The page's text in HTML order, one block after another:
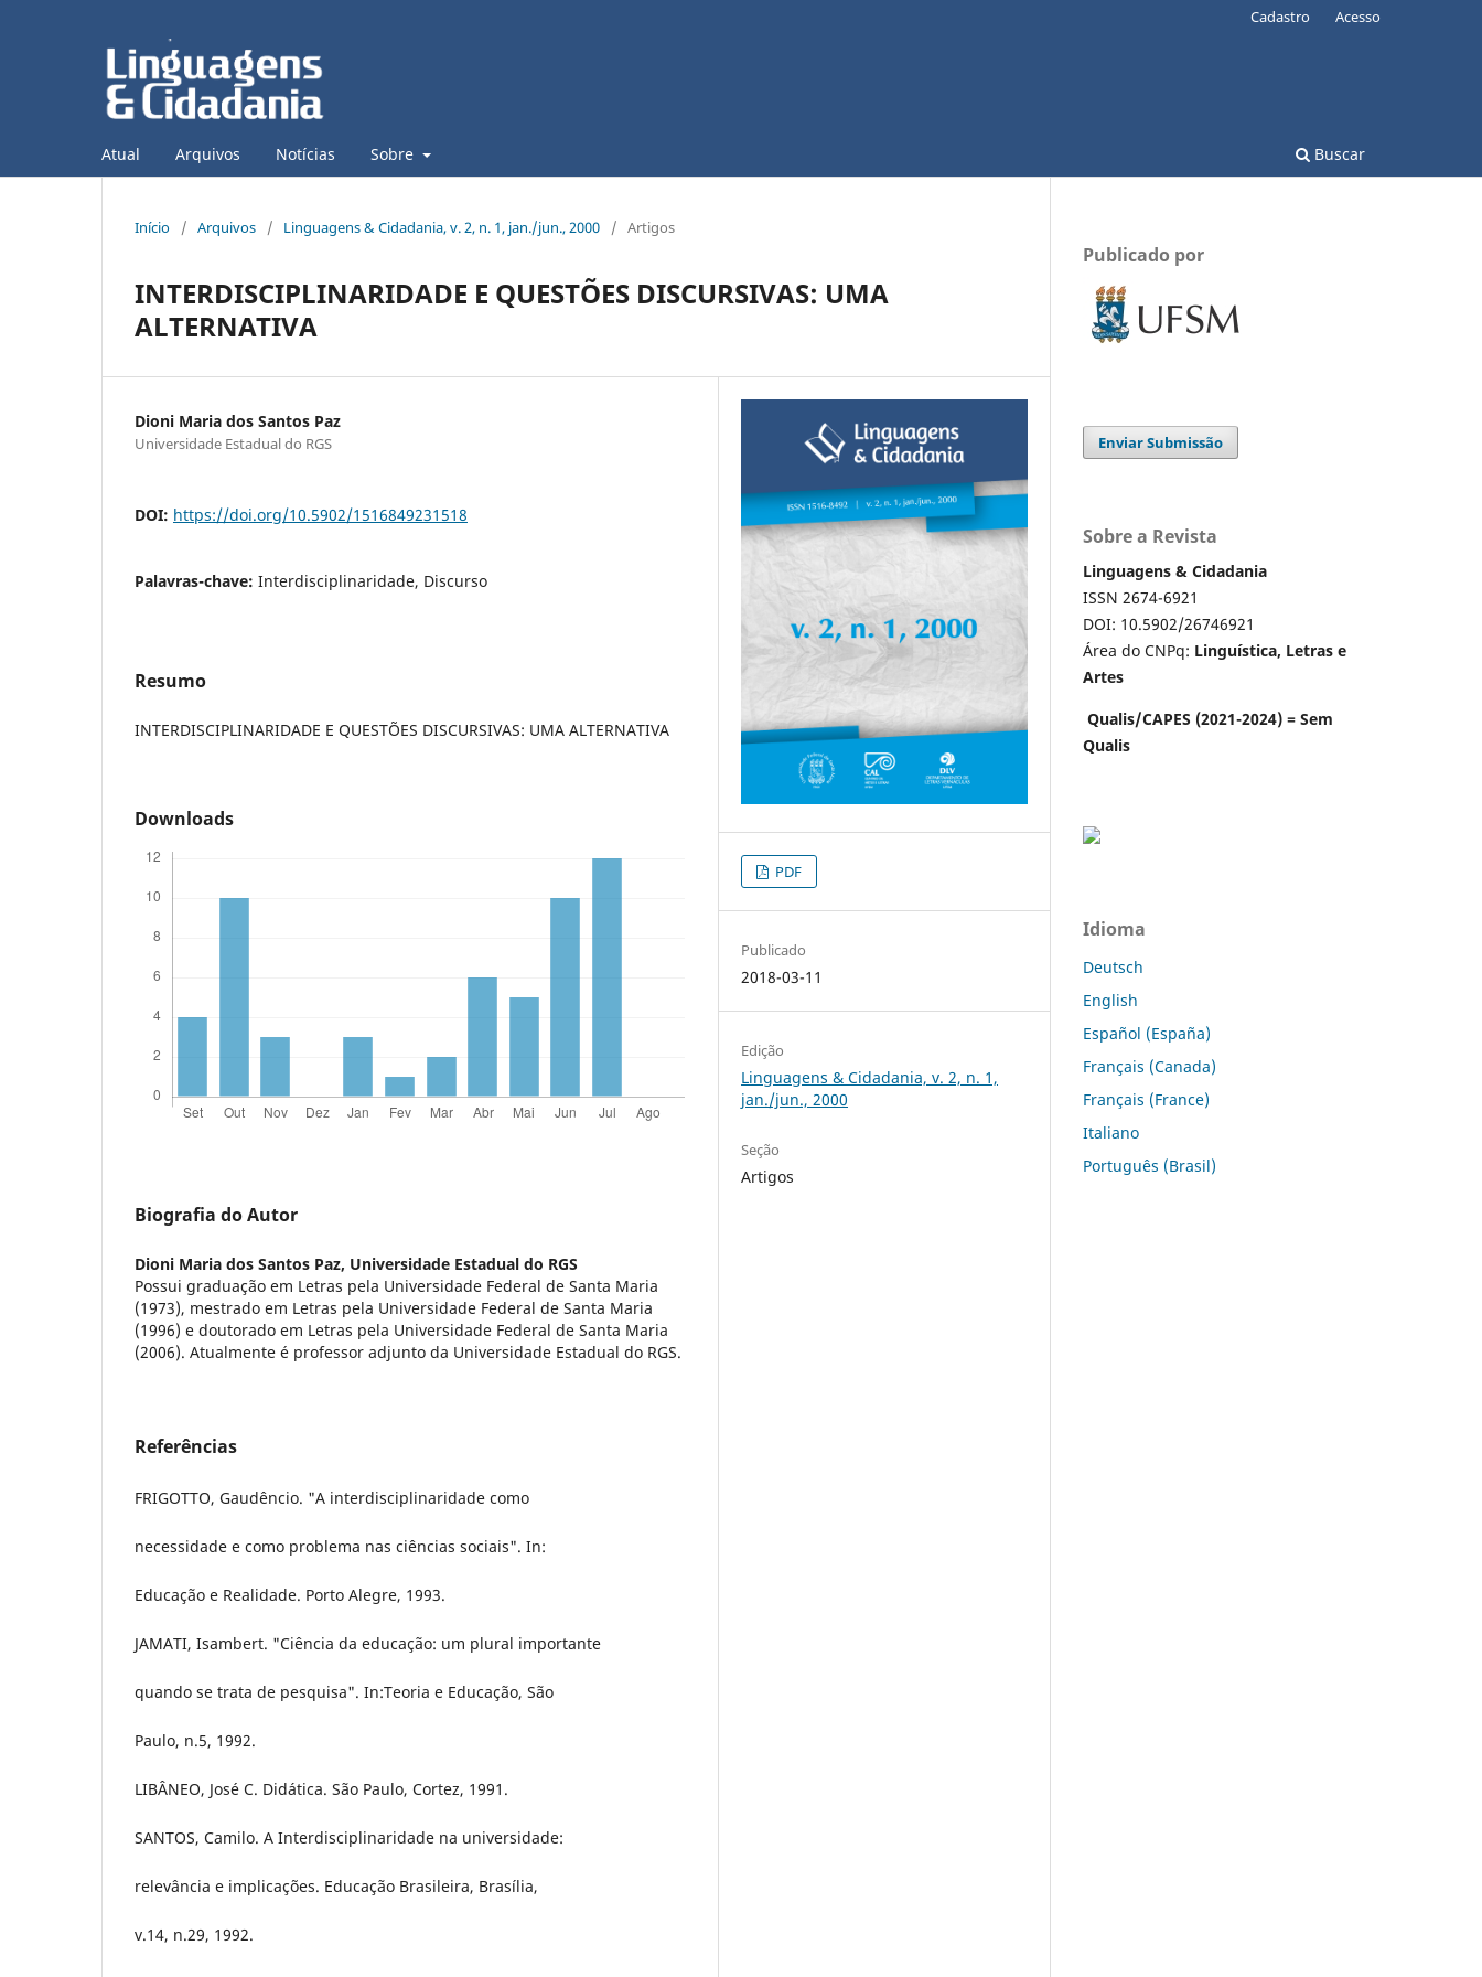
Atual Arquivos Notícias Sobre Buscar
Cadastro Acesso
Início / Arquivos / Linguagens & Cidadania, v. 2, n. 1, jan./jun., 2000 / Artigos
INTERDISCIPLINARIDADE E QUESTÕES DISCURSIVAS: UMA
ALTERNATIVA
Dioni Maria dos Santos Paz
Universidade Estadual do RGS
DOI: https://doi.org/10.5902/1516849231518
Palavras-chave: Interdisciplinaridade, Discurso
Resumo
INTERDISCIPLINARIDADE E QUESTÕES DISCURSIVAS: UMA ALTERNATIVA
Downloads
Biografia do Autor
Dioni Maria dos Santos Paz, Universidade Estadual do RGS
Possui graduação em Letras pela Universidade Federal de Santa Maria
(1973), mestrado em Letras pela Universidade Federal de Santa Maria
(1996) e doutorado em Letras pela Universidade Federal de Santa Maria
(2006). Atualmente é professor adjunto da Universidade Estadual do RGS.
Referências
FRIGOTTO, Gaudêncio. "A interdisciplinaridade como
necessidade e como problema nas ciências sociais". In:
Educação e Realidade. Porto Alegre, 1993.
JAMATI, Isambert. "Ciência da educação: um plural importante
quando se trata de pesquisa". In:Teoria e Educação, São
Paulo, n.5, 1992.
LIBÂNEO, José C. Didática. São Paulo, Cortez, 1991.
SANTOS, Camilo. A Interdisciplinaridade na universidade:
relevância e implicações. Educação Brasileira, Brasília,
v.14, n.29, 1992.
PDF
Publicado
2018-03-11
Edição
Linguagens & Cidadania, v. 2, n. 1,
jan./jun., 2000
Seção
Artigos
Publicado por
Enviar Submissão
Sobre a Revista
Linguagens & Cidadania
ISSN 2674-6921
DOI: 10.5902/26746921
Área do CNPq: Linguística, Letras e
Artes
Qualis/CAPES (2021-2024) = Sem
Qualis
Idioma
Deutsch
English
Español (España)
Français (Canada)
Français (France)
Italiano
Português (Brasil)